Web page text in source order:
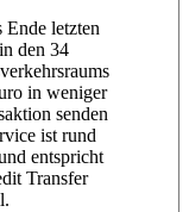
Ende letzten
den 34
in weniger
senden
ist rund
entspricht
Transfer